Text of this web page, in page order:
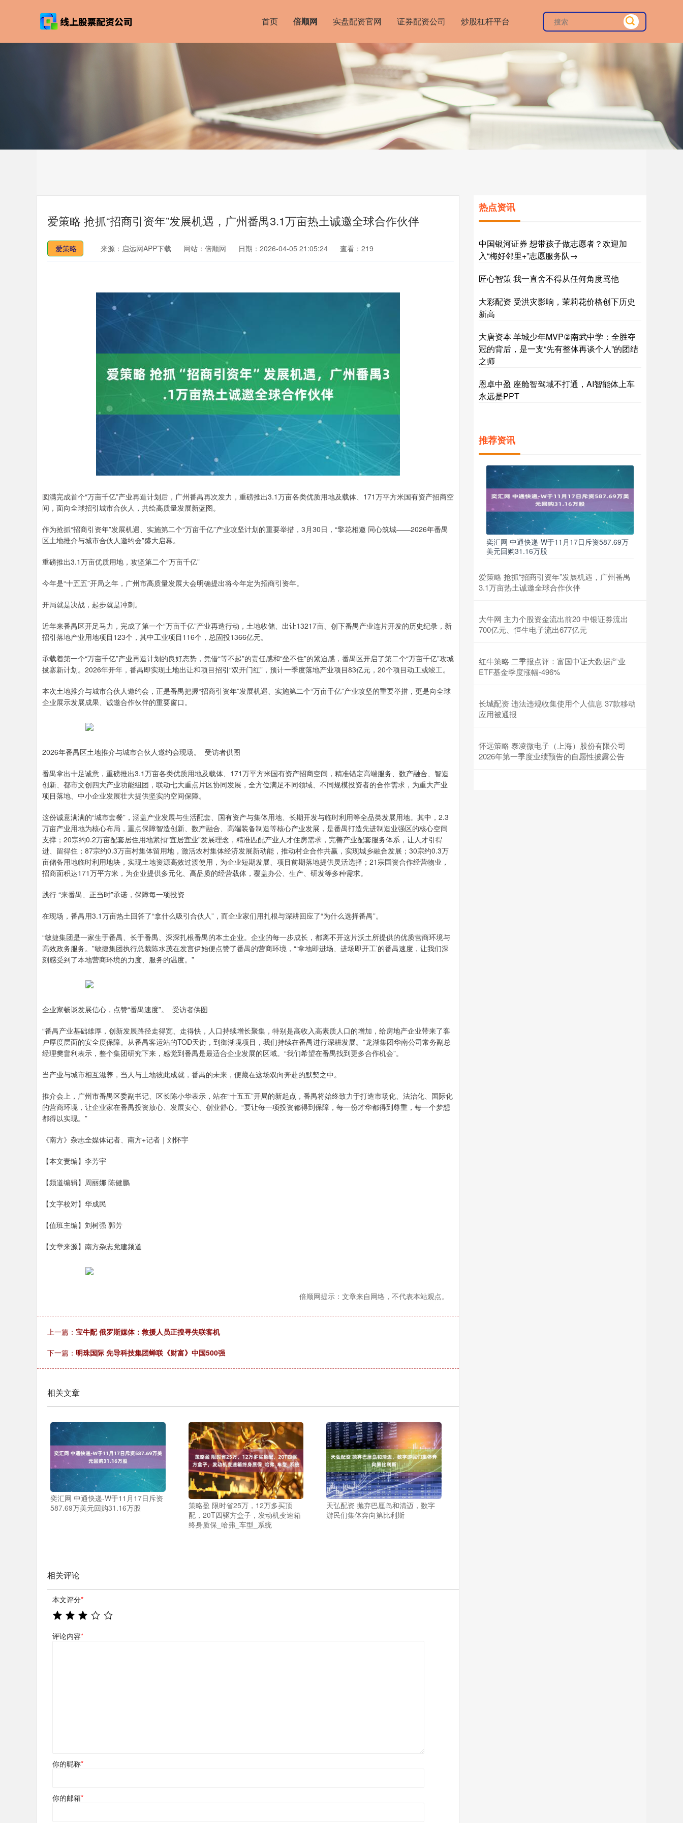
首页 倍顺网 实盘配资官网 证券配资公司 炒股杠杆平台
爱策略 抢抓“招商引资年”发展机遇，广州番禺3.1万亩热土诚邀全球合作伙伴
爱策略 来源：启远网APP下载 网站：倍顺网 日期：2026-04-05 21:05:24 查看：219
圆满完成首个“万亩千亿”产业再造计划后，广州番禺再次发力，重磅推出3.1万亩各类优质用地及载体、171万平方米国有资产招商空
间，面向全球招引城市合伙人，共绘高质量发展新蓝图。
作为抢抓“招商引资年”发展机遇、实施第二个“万亩千亿”产业攻坚计划的重要举措，3月30日，“擎花相邀 同心筑城——2026年番禺
区土地推介与城市合伙人邀约会”盛大启幕。
重磅推出3.1万亩优质用地，攻坚第二个“万亩千亿”
今年是“十五五”开局之年，广州市高质量发展大会明确提出将今年定为招商引资年。
开局就是决战，起步就是冲刺。
近年来番禺区开足马力，完成了第一个“万亩千亿”产业再造行动，土地收储、出让13217亩、创下番禺产业连片开发的历史纪录，新
招引落地产业用地项目123个，其中工业项目116个，总固投1366亿元。
承载着第一个“万亩千亿”产业再造计划的良好态势，凭借“等不起”的责任感和“坐不住”的紧迫感，番禺区开启了第二个“万亩千亿”攻城
拔寨新计划。2026年开年，番禺即实现土地出让和项目招引“双开门红”，预计一季度落地产业项目83亿元，20个项目动工或竣工。
本次土地推介与城市合伙人邀约会，正是番禺把握“招商引资年”发展机遇、实施第二个“万亩千亿”产业攻坚的重要举措，更是向全球
企业展示发展成果、诚邀合作伙伴的重要窗口。
2026年番禺区土地推介与城市合伙人邀约会现场。 受访者供图
番禺拿出十足诚意，重磅推出3.1万亩各类优质用地及载体、171万平方米国有资产招商空间，精准锚定高端服务、数产融合、智造
创新、都市文创四大产业功能组团，联动七大重点片区协同发展，全方位满足不同领域、不同规模投资者的合作需求，为重大产业
项目落地、中小企业发展壮大提供坚实的空间保障。
这份诚意满满的“城市套餐”，涵盖产业发展与生活配套、国有资产与集体用地、长期开发与临时利用等全品类发展用地。其中，2.3
万亩产业用地为核心布局，重点保障智造创新、数产融合、高端装备制造等核心产业发展，是番禺打造先进制造业强区的核心空间
支撑；20宗约0.2万亩配套居住用地紧扣“宜居宜业”发展理念，精准匹配产业人才住房需求，完善产业配套服务体系，让人才引得
进、留得住；87宗约0.3万亩村集体留用地，激活农村集体经济发展新动能，推动村企合作共赢，实现城乡融合发展；30宗约0.3万
亩储备用地临时利用地块，实现土地资源高效过渡使用，为企业短期发展、项目前期落地提供灵活选择；21宗国资合作经营物业，
招商面积达171万平方米，为企业提供多元化、高品质的经营载体，覆盖办公、生产、研发等多种需求。
践行 “来番禺、正当时”承诺，保障每一项投资
在现场，番禺用3.1万亩热土回答了“拿什么吸引合伙人”，而企业家们用扎根与深耕回应了“为什么选择番禺”。
“敏捷集团是一家生于番禺、长于番禺、深深扎根番禺的本土企业。企业的每一步成长，都离不开这片沃土所提供的优质营商环境与
高效政务服务。”敏捷集团执行总裁陈水茂在发言伊始便点赞了番禺的营商环境，“‘拿地即进场、进场即开工’的番禺速度，让我们深
刻感受到了本地营商环境的力度、服务的温度。”
企业家畅谈发展信心，点赞“番禺速度”。 受访者供图
“番禺产业基础雄厚，创新发展路径走得宽、走得快，人口持续增长聚集，特别是高收入高素质人口的增加，给房地产企业带来了客
户厚度层面的安全度保障。从番禺客运站的TOD天街，到御湖境项目，我们持续在番禺进行深耕发展。”龙湖集团华南公司常务副总
经理樊畠利表示，整个集团研究下来，感觉到番禺是最适合企业发展的区域。“我们希望在番禺找到更多合作机会”。
当产业与城市相互滋养，当人与土地彼此成就，番禺的未来，便藏在这场双向奔赴的默契之中。
推介会上，广州市番禺区委副书记、区长陈小华表示，站在“十五五”开局的新起点，番禺将始终致力于打造市场化、法治化、国际化
的营商环境，让企业家在番禺投资放心、发展安心、创业舒心。“要让每一项投资都得到保障，每一份才华都得到尊重，每一个梦想
都得以实现。”
《南方》杂志全媒体记者、南方+记者｜刘怀宇
【本文责编】李芳宇
【频道编辑】周丽娜 陈健鹏
【文字校对】华成民
【值班主编】刘树强 郭芳
【文章来源】南方杂志党建频道
倍顺网提示：文章来自网络，不代表本站观点。
上一篇： 宝牛配 俄罗斯媒体：救援人员正搜寻失联客机
下一篇： 明珠国际 先导科技集团蝉联《财富》中国500强
相关文章
奕汇网 中通快递-W于11月17日斥资
587.69万美元回购31.16万股
策略盈 限时省25万，12万多买顶
配，20T四驱方盒子，发动机变速箱
终身质保_哈弗_车型_系统
天弘配资 抛弃巴厘岛和清迈，数字
游民们集体奔向第比利斯
相关评论
本文评分*
评论内容*
你的昵称*
你的邮箱*
热点资讯
中国银河证券 想带孩子做志愿者？欢迎加
入“梅好邻里+”志愿服务队→
匠心智策 我一直舍不得从任何角度骂他
大彩配资 受洪灾影响，茉莉花价格创下历史
新高
大唐资本 羊城少年MVP②南武中学：全胜夺
冠的背后，是一支“先有整体再谈个人”的团结
之师
恩卓中盈 座舱智驾域不打通，AI智能体上车
永远是PPT
推荐资讯
奕汇网 中通快递-W于11月17日斥资587.69万
美元回购31.16万股
爱策略 抢抓“招商引资年”发展机遇，广州番禺
3.1万亩热土诚邀全球合作伙伴
大牛网 主力个股资金流出前20 中银证券流出
700亿元、恒生电子流出677亿元
红牛策略 二季报点评：富国中证大数据产业
ETF基金季度涨幅-496%
长城配资 违法违规收集使用个人信息 37款移动
应用被通报
怀远策略 泰凌微电子（上海）股份有限公司
2026年第一季度业绩预告的自愿性披露公告